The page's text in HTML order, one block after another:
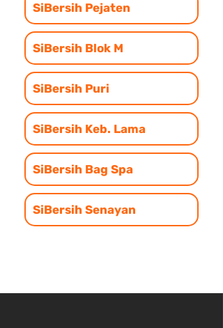
SiBersih Pejaten
SiBersih Blok M
SiBersih Puri
SiBersih Keb. Lama
SiBersih Bag Spa
SiBersih Senayan